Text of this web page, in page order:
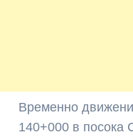
Временно
140+000 в посока